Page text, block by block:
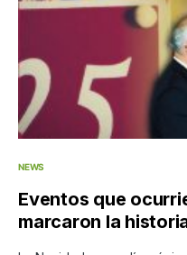
NEWS
Eventos que
marcaron la